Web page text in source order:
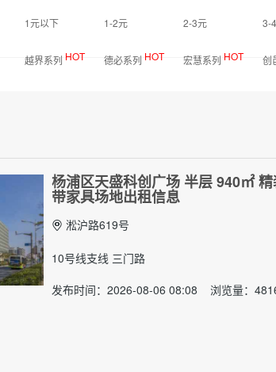
1元以下 1-2元 2-3元 3-
越界系列 HOT 德必系列 HOT 宏慧系列 HOT 创
杨浦区天盛科创广场 半层 940㎡
带家具场地出租信息
淞沪路619号
10号线支线 三门路
发布时间：2026-08-06 08:08 浏览量：